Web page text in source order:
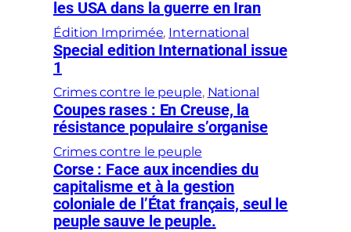
les USA dans la guerre en Iran
Édition Imprimée, International
Special edition International issue
1
Crimes contre le peuple, National
Coupes rases : En Creuse, la
résistance populaire s’organise
Crimes contre le peuple
Corse : Face aux incendies du
capitalisme et à la gestion
coloniale de l’État français, seul le
peuple sauve le peuple.